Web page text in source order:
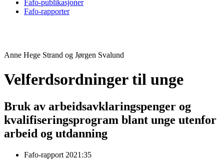
Fafo-publikasjoner
Fafo-rapporter
Anne Hege Strand og Jørgen Svalund
Velferdsordninger til unge
Bruk av arbeidsavklaringspenger og
kvalifiseringsprogram blant unge utenfor
arbeid og utdanning
Fafo-rapport 2021:35